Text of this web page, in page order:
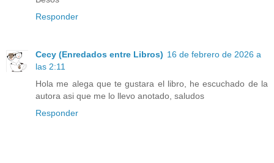
Responder
Cecy (Enredados entre Libros) 16 de febrero de 2026 a
las 2:11
Hola me alega que te gustara el libro, he escuchado de la
autora asi que me lo llevo anotado, saludos
Responder